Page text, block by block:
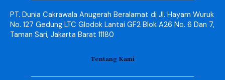
PT. Dunia Cakrawala Anugerah Beralamat di Jl. Hayam Wuruk
No. 127 Gedung LTC Glodok Lantai GF2 Blok A26 No. 6 Dan 7,
Taman Sari, Jakarta Barat 11180
Tentang Kami